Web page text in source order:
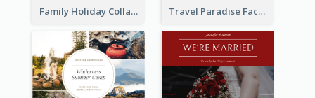
Family Holiday Collage Facebook Post Travel Paradise Facebook Post